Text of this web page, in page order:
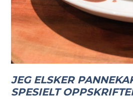
JEG ELSKER
SPESIELT